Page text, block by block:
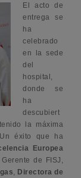
El acto de
entrega se
ha
celebrado
en la sede
del
hospital,
donde se
ha
descubiert
la máxima
éxito que ha
Europea
de FISJ,
, Directora de